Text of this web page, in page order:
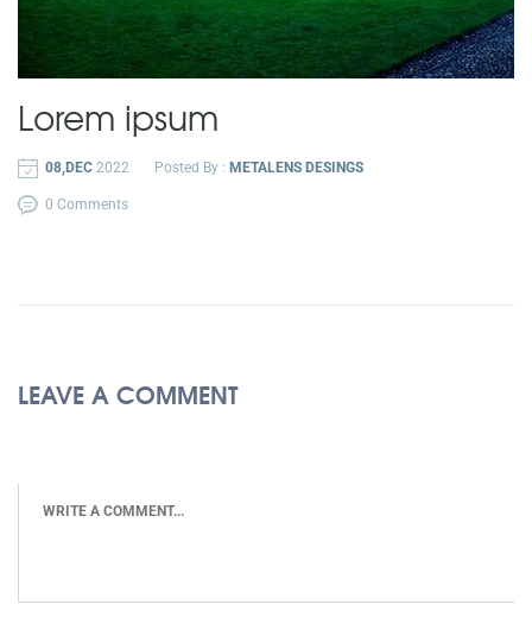
Lorem ipsum
08,DEC 2022 Posted By : METALENS DESINGS
0 Comments
LEAVE A COMMENT